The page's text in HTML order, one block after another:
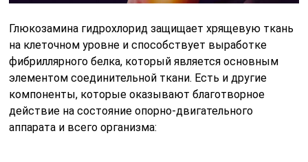
Глюкозамина гидрохлорид защищает хрящевую ткань
на клеточном уровне и способствует выработке
фибриллярного белка, который является основным
элементом соединительной ткани. Есть и другие
компоненты, которые оказывают благотворное
действие на состояние опорно-двигательного
аппарата и всего организма: